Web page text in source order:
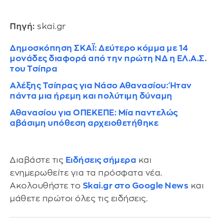
Πηγή: skai.gr
Δημοσκόπηση ΣΚΑΪ: Δεύτερο κόμμα με 14
μονάδες διαφορά από την πρώτη ΝΔ η ΕΛ.Α.Σ.
του Τσίπρα
Αλέξης Τσίπρας για Νάσο Αθανασίου: Ήταν
πάντα μια ήρεμη και πολύτιμη δύναμη
Αθανασίου για ΟΠΕΚΕΠΕ: Μία παντελώς
αβάσιμη υπόθεση αρχειοθετήθηκε
Διαβάστε τις Ειδήσεις σήμερα και
ενημερωθείτε για τα πρόσφατα νέα.
Ακολουθήστε το Skai.gr στο Google News και
μάθετε πρώτοι όλες τις ειδήσεις.